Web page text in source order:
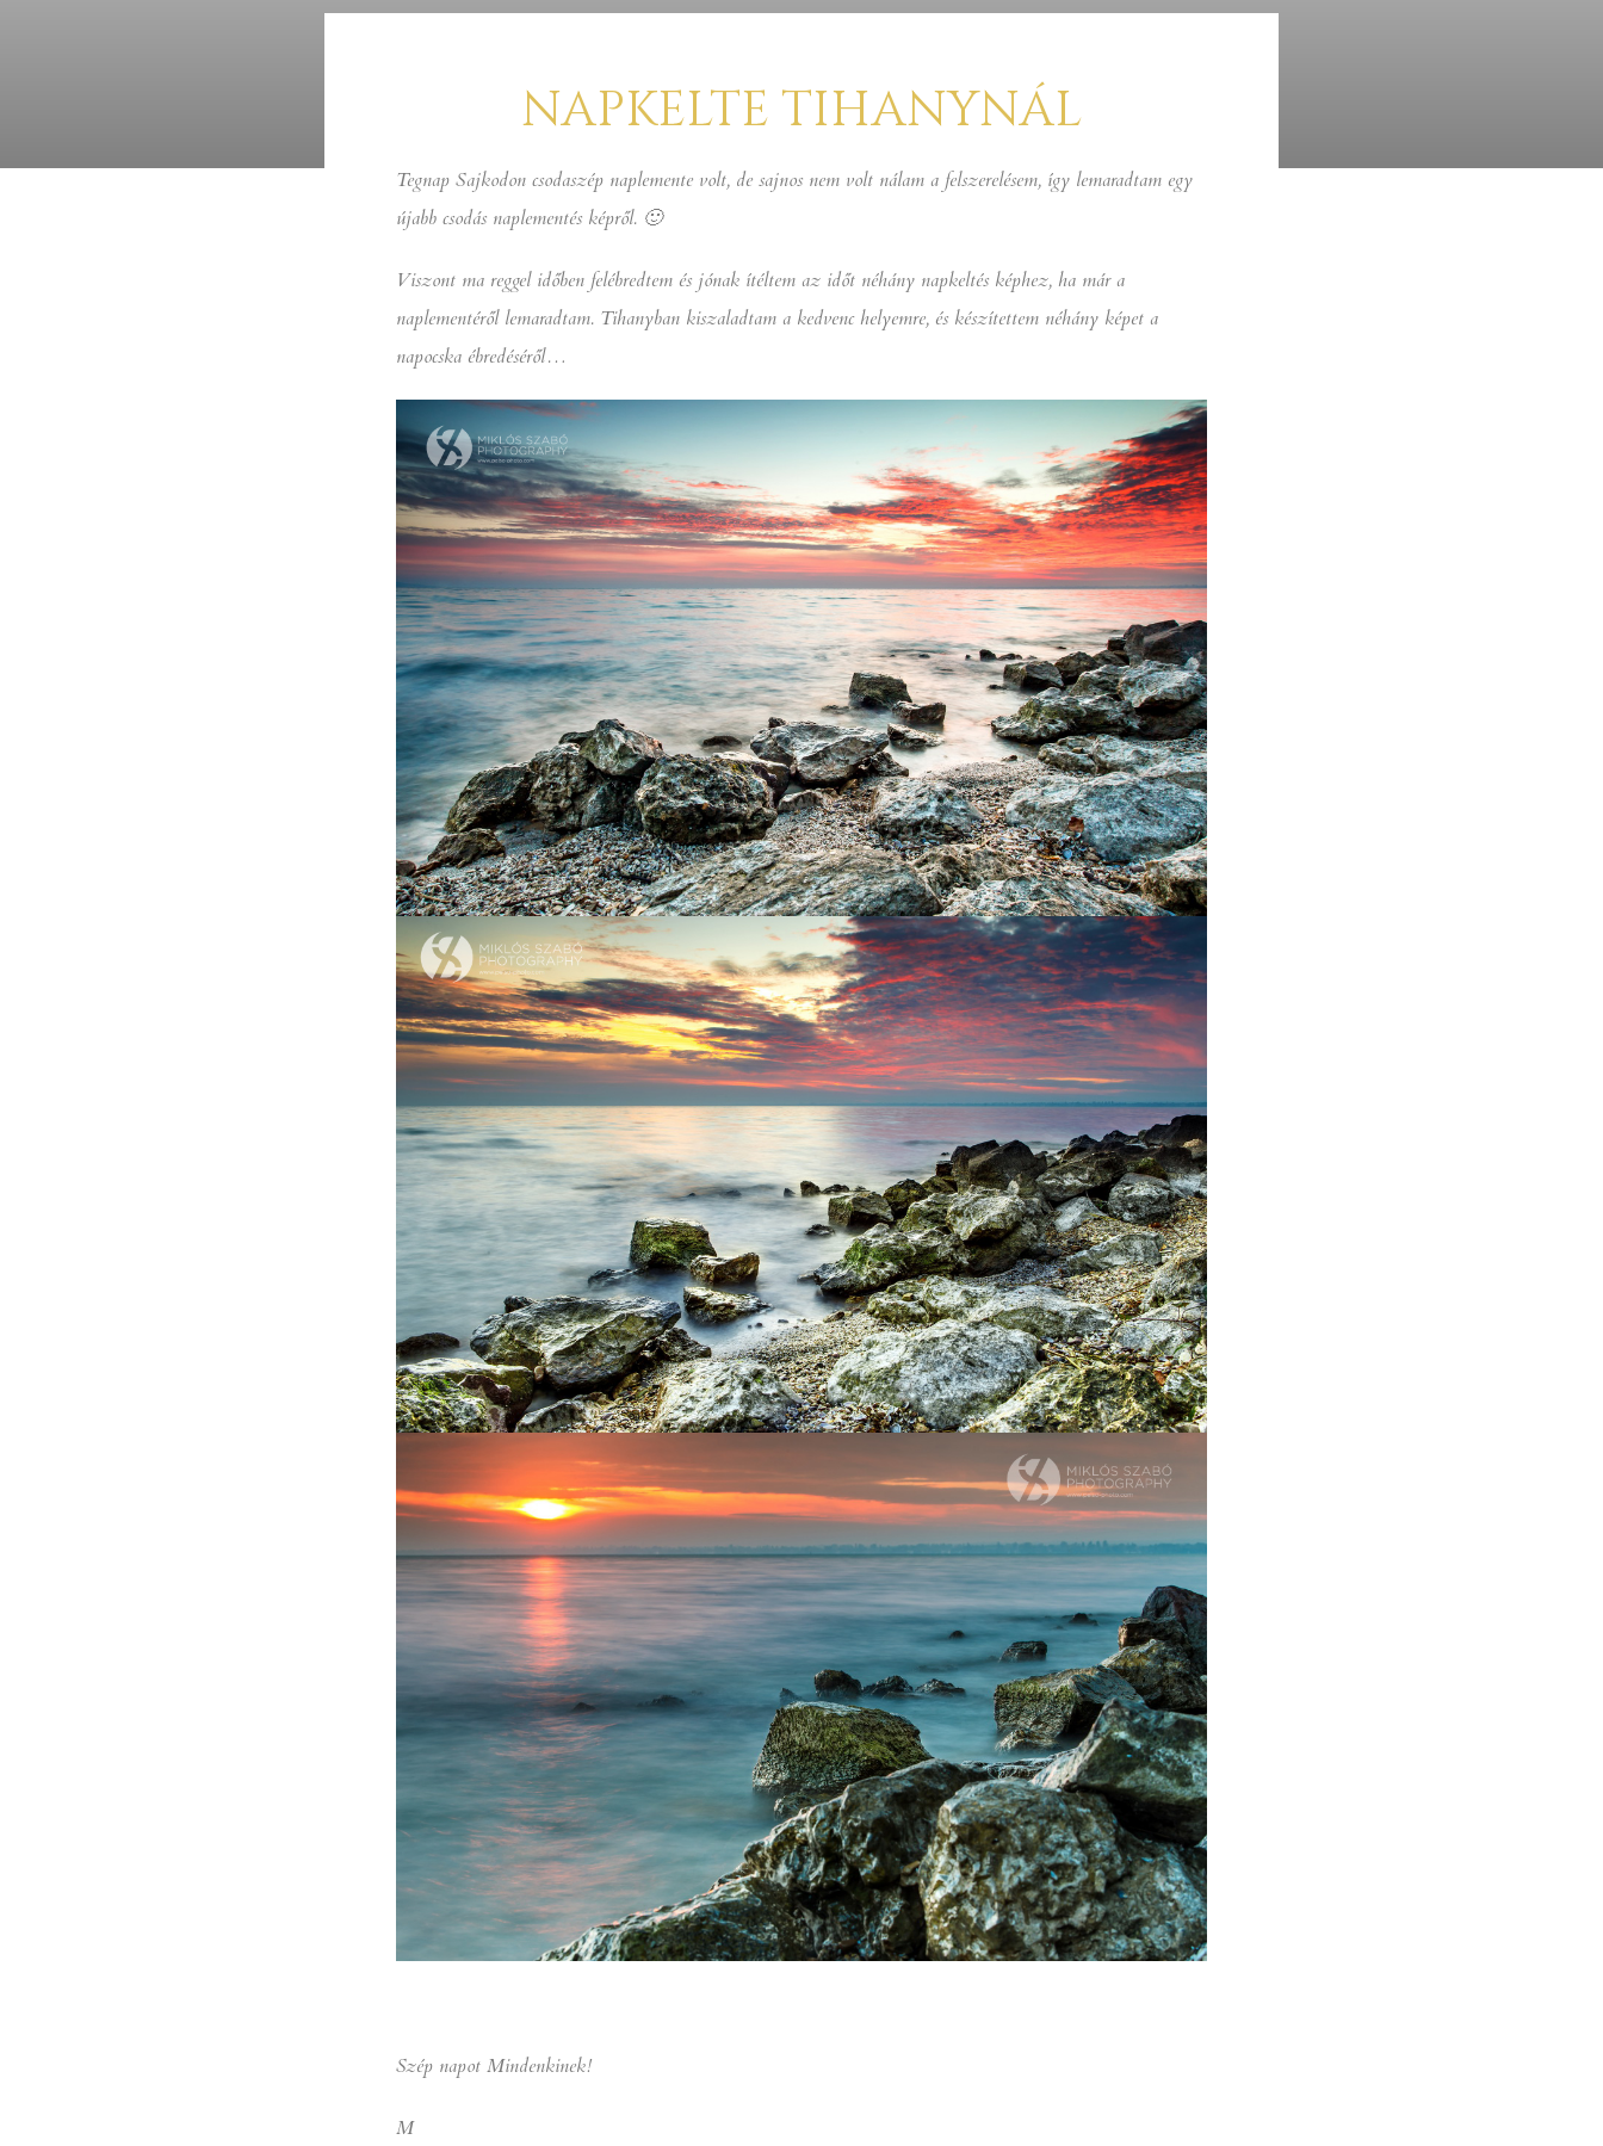
NAPKELTE TIHANYNÁL
Tegnap Sajkodon csodaszép naplemente volt, de sajnos nem volt nálam a felszerelésem, így lemaradtam egy
újabb csodás naplementés képről. 🙂
Viszont ma reggel időben felébredtem és jónak ítéltem az időt néhány napkeltés képhez, ha már a
naplementéről lemaradtam. Tihanyban kiszaladtam a kedvenc helyemre, és készítettem néhány képet a
napocska ébredéséről…
Szép napot Mindenkinek!
M